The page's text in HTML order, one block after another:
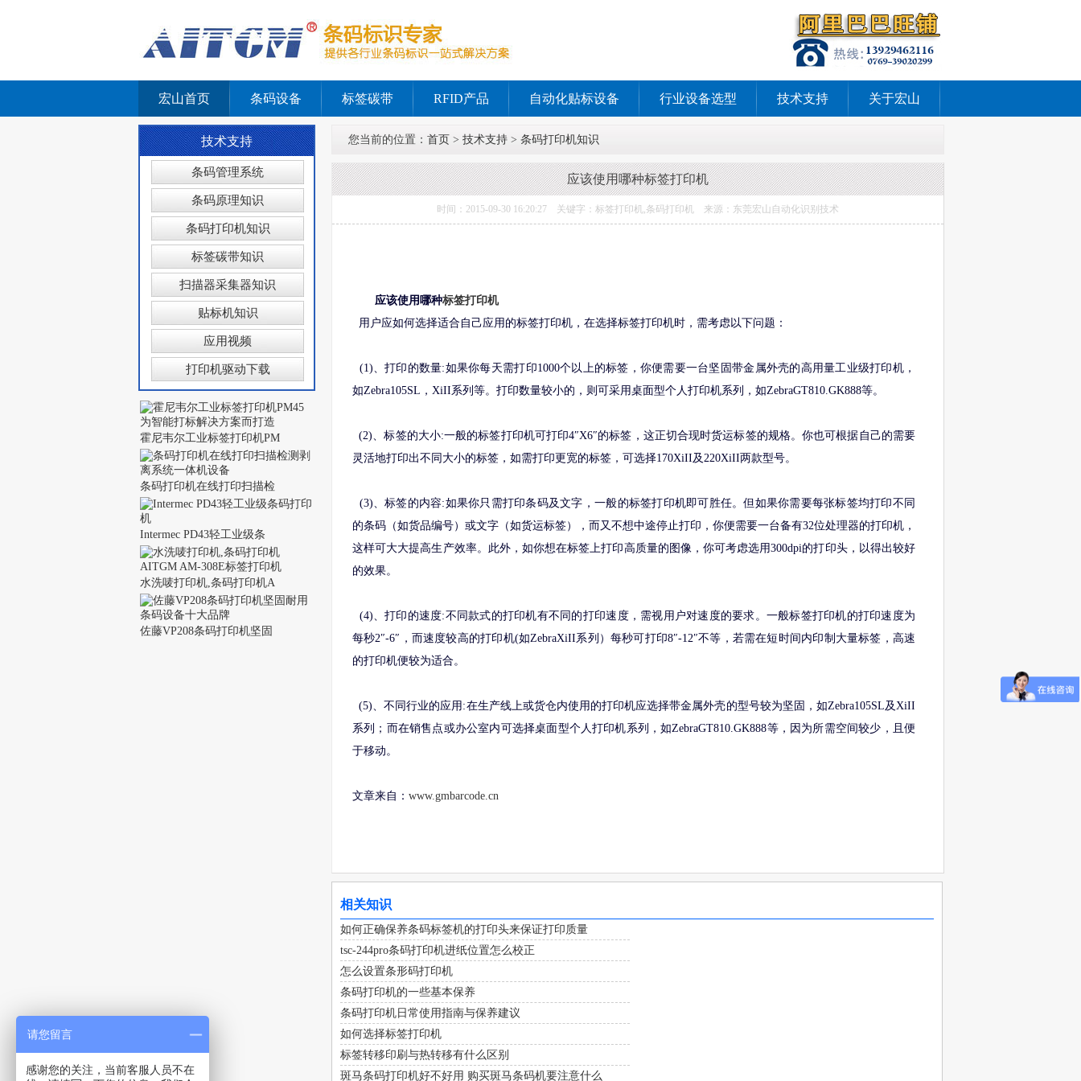
宏山首页 条码设备 标签碳带 RFID产品 自动化贴标设备 行业设备选型 技术支持 关于宏山
技术支持
条码管理系统
条码原理知识
条码打印机知识
标签碳带知识
扫描器采集器知识
贴标机知识
应用视频
打印机驱动下载
霍尼韦尔工业标签打印机PM
条码打印机在线打印扫描检
Intermec PD43轻工业级条
水洗唛打印机,条码打印机A
佐藤VP208条码打印机坚固
您当前的位置： 首页 > 技术支持 > 条码打印机知识
应该使用哪种标签打印机
时间：2015-09-30 16:20:27 关键字：标签打印机,条码打印机 来源：东莞宏山自动化识别技术
应该使用哪种标签打印机
用户应如何选择适合自己应用的标签打印机，在选择标签打印机时，需考虑以下问题：
(1)、打印的数量:如果你每天需打印1000个以上的标签，你便需要一台坚固带金属外壳的高用量工业级打印机，
如Zebra105SL，XiII系列等。打印数量较小的，则可采用桌面型个人打印机系列，如ZebraGT810.GK888等。
(2)、标签的大小:一般的标签打印机可打印4″X6″的标签，这正切合现时货运标签的规格。你也可根据自己的需要
灵活地打印出不同大小的标签，如需打印更宽的标签，可选择170XiII及220XiII两款型号。
(3)、标签的内容:如果你只需打印条码及文字，一般的标签打印机即可胜任。但如果你需要每张标签均打印不同
的条码（如货品编号）或文字（如货运标签），而又不想中途停止打印，你便需要一台备有32位处理器的打印机，
这样可大大提高生产效率。此外，如你想在标签上打印高质量的图像，你可考虑选用300dpi的打印头，以得出较好
的效果。
(4)、打印的速度:不同款式的打印机有不同的打印速度，需视用户对速度的要求。一般标签打印机的打印速度为
每秒2″-6″，而速度较高的打印机(如ZebraXiII系列）每秒可打印8″-12″不等，若需在短时间内印制大量标签，高速
的打印机便较为适合。
(5)、不同行业的应用:在生产线上或货仓内使用的打印机应选择带金属外壳的型号较为坚固，如Zebra105SL及XiII
系列；而在销售点或办公室内可选择桌面型个人打印机系列，如ZebraGT810.GK888等，因为所需空间较少，且便
于移动。
文章来自： www.gmbarcode.cn
相关知识
如何正确保养条码标签机的打印头来保证打印质量
tsc-244pro条码打印机进纸位置怎么校正
怎么设置条形码打印机
条码打印机的一些基本保养
条码打印机日常使用指南与保养建议
如何选择标签打印机
标签转移印刷与热转移有什么区别
斑马条码打印机好不好用 购买斑马条码机要注意什么
请您留言
感谢您的关注，当前客服人员不在